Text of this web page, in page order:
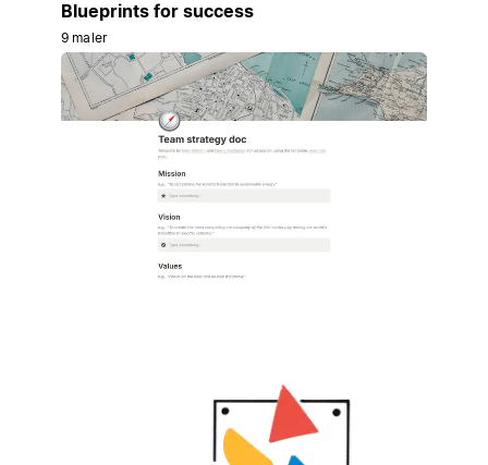
Blueprints for success
9 maler